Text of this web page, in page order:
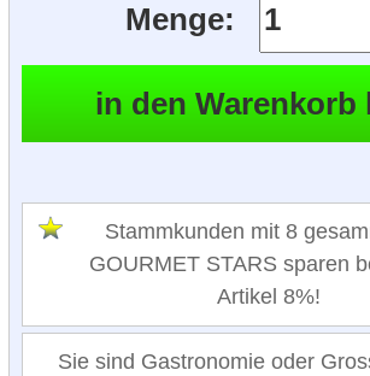
Menge:
Stammkunden mit 8
GOURMET STARS sparen
Artikel 8%!
Sie sind Gastronomie oder